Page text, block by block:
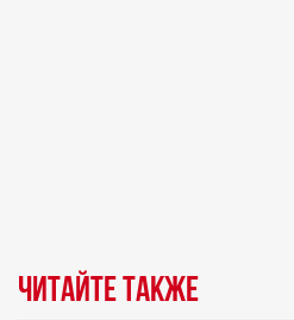
Читайте также